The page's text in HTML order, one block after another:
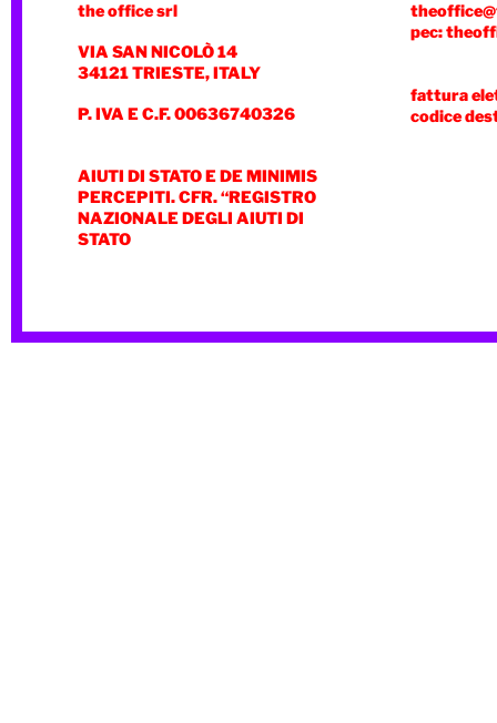
the office srl
VIA SAN NICOLÒ 14
34121 TRIESTE, ITALY
P. IVA E C.F. 00636740326
AIUTI DI STATO E DE MINIMIS
PERCEPITI. CFR. “REGISTRO
NAZIONALE DEGLI AIUTI DI
STATO
pec:
fattura
codice